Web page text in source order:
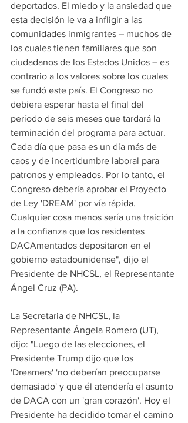
deportados. El miedo y la ansiedad que
esta decisión le va a infligir a las
comunidades inmigrantes – muchos de
los cuales tienen familiares que son
ciudadanos de los Estados Unidos – es
contrario a los valores sobre los cuales
se fundó este país. El Congreso no
debiera esperar hasta el final del
período de seis meses que tardará la
terminación del programa para actuar.
Cada día que pasa es un día más de
caos y de incertidumbre laboral para
patronos y empleados. Por lo tanto, el
Congreso debería aprobar el Proyecto
de Ley 'DREAM' por vía rápida.
Cualquier cosa menos sería una traición
a la confianza que los residentes
DACAmentados depositaron en el
gobierno estadounidense", dijo el
Presidente de NHCSL, el Representante
Ángel Cruz (PA).
La Secretaria de NHCSL, la
Representante Ángela Romero (UT),
dijo: "Luego de las elecciones, el
Presidente Trump dijo que los
'Dreamers' 'no deberían preocuparse
demasiado' y que él atendería el asunto
de DACA con un 'gran corazón'. Hoy el
Presidente ha decidido tomar el camino